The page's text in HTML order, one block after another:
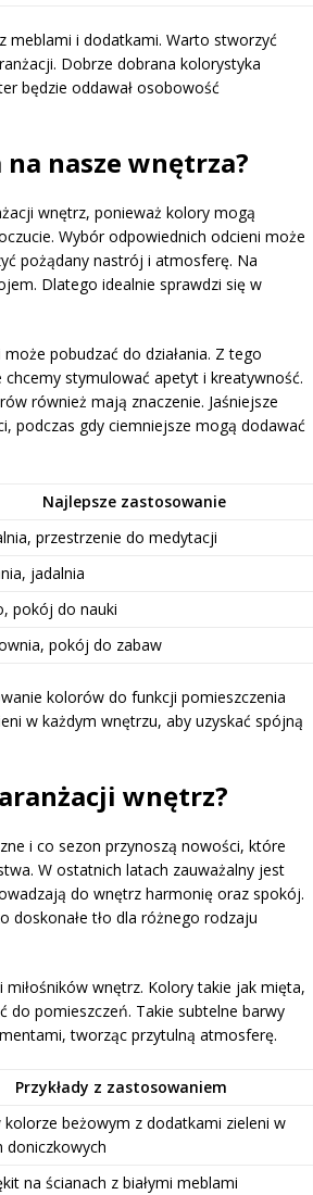
meblami i dodatkami. Warto stworzyć
Dobrze dobrana kolorystyka
będzie oddawał osobowość
nasze wnętrza?
wnętrz, ponieważ kolory mogą
Wybór odpowiednich odcieni może
pożądany nastrój i atmosferę. Na
Dlatego idealnie sprawdzi się w
pobudzać do działania. Z tego
stymulować apetyt i kreatywność.
również mają znaczenie. Jaśniejsze
podczas gdy ciemniejsze mogą dodawać
Najlepsze zastosowanie
przestrzenie do medytacji
jadalnia
pokój do nauki
pokój do zabaw
kolorów do funkcji pomieszczenia
w każdym wnętrzu, aby uzyskać spójną
wnętrz?
i co sezon przynoszą nowości, które
W ostatnich latach zauważalny jest
do wnętrz harmonię oraz spokój.
doskonałe tło dla różnego rodzaju
wnętrz. Kolory takie jak mięta,
do pomieszczeń. Takie subtelne barwy
tworząc przytulną atmosferę.
Przykłady z zastosowaniem
kolorze beżowym z dodatkami zieleni w
doniczkowych
na ścianach z białymi meblami